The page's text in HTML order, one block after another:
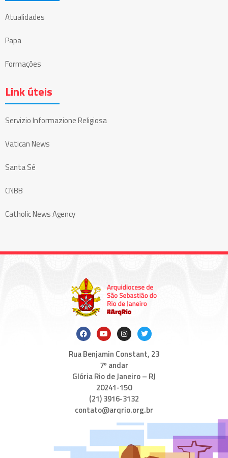
Atualidades
Papa
Formações
Link úteis
Servizio Informazione Religiosa
Vatican News
Santa Sé
CNBB
Catholic News Agency
Rua Benjamin Constant, 23
7º andar
Glória Rio de Janeiro – RJ
20241-150
(21) 3916-3132
contato@arqrio.org.br